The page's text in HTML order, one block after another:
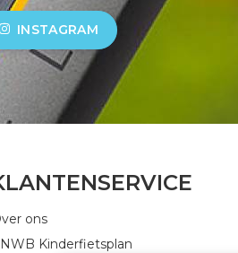
INSTAGRAM
ons
Kinderfietsplan